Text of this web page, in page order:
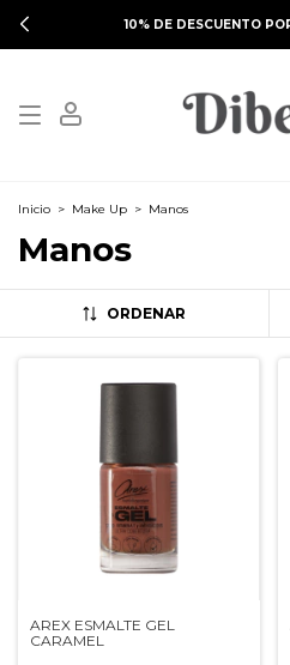
10% DE DESCUENTO POR
Inicio > Make Up > Manos
Manos
ORDENAR
AREX ESMALTE GEL
CARAMEL